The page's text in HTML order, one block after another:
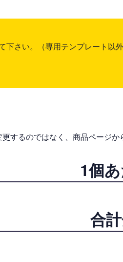
下さい。（専用テンプレート以
するのではなく、商品ページか
1個
合